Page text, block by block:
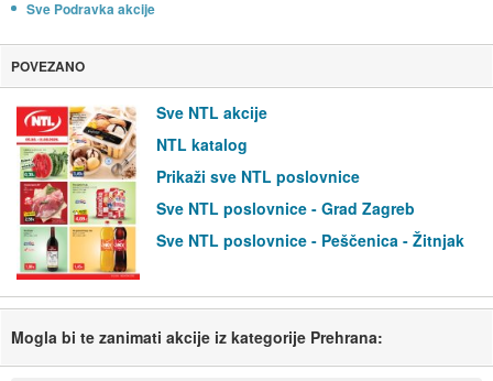
Sve Podravka akcije
POVEZANO
Sve NTL akcije
NTL katalog
Prikaži sve NTL poslovnice
Sve NTL poslovnice - Grad Zagreb
Sve NTL poslovnice - Peščenica - Žitnjak
Mogla bi te zanimati akcije iz kategorije Prehrana: